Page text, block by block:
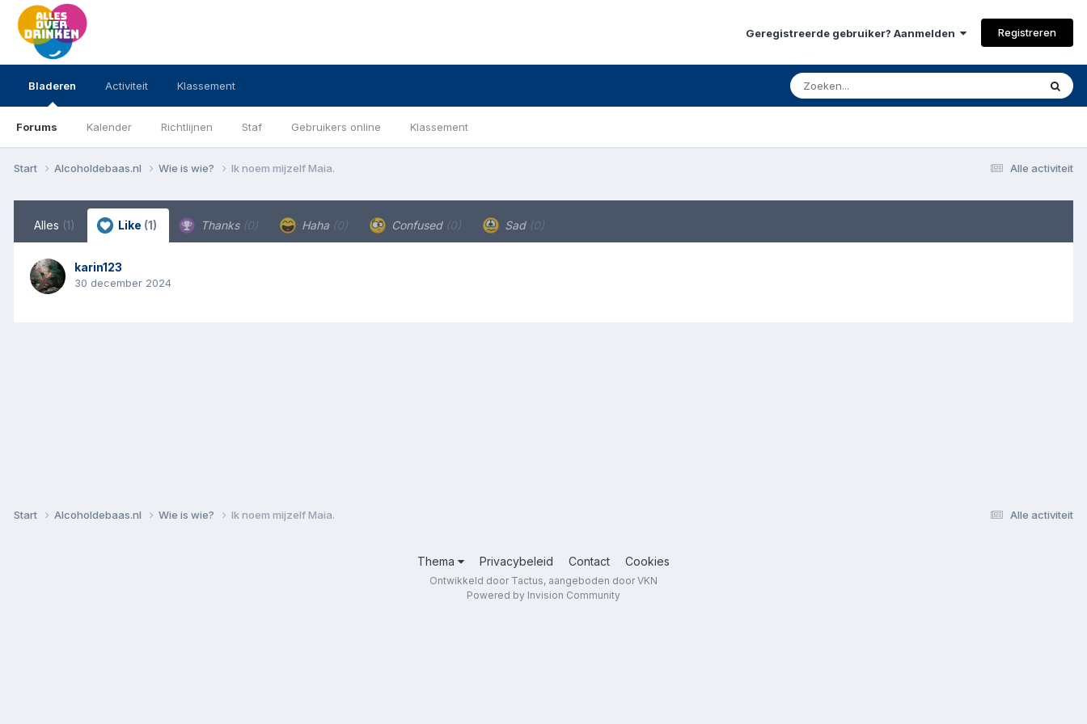
Geregistreerde gebruiker? Aanmelden Registreren
Bladeren
Forums Kalender Richtlijnen Staf Gebruikers online Klassement
Activiteit Klassement
Alle activiteit
Start Alcoholdebaas.nl Wie is wie? Ik noem mijzelf Maia.
Alles (1) Like (1) Thanks (0) Haha (0) Confused (0) Sad (0)
karin123
30 december 2024
Alle activiteit
Start Alcoholdebaas.nl Wie is wie? Ik noem mijzelf Maia.
Thema Privacybeleid Contact Cookies
Ontwikkeld door Tactus, aangeboden door VKN
Powered by Invision Community